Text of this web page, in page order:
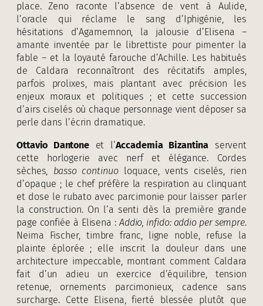
place. Zeno raconte l’absence de vent à Aulide,
l’oracle qui réclame le sang d’Iphigénie, les
hésitations d’Agamemnon, la jalousie d’Elisena –
amante inventée par le librettiste pour pimenter la
fable – et la loyauté farouche d’Achille. Les habitués
de Caldara reconnaîtront des récitatifs amples,
parfois prolixes, mais plantant avec précision les
enjeux moraux et politiques ; et cette succession
d’airs ciselés où chaque personnage vient déposer sa
perle dans l’écrin dramatique.
Ottavio Dantone et l’Accademia Bizantina servent
cette horlogerie avec nerf et élégance. Cordes
sèches, basso continuoloquace, vents ciselés, rien
d’opaque ; le chef préfère la respiration au clinquant
et dose le rubato avec parcimonie pour laisser parler
la construction. On l’a senti dès la première grande
page confiée à Elisena : Addio, infido: addio per sempre.
Neima Fischer, timbre franc, ligne noble, refuse la
plainte éplorée ; elle inscrit la douleur dans une
architecture impeccable, montrant comment Caldara
fait d’un adieu un exercice d’équilibre, tension
retenue, ornements parcimonieux, cadence sans
surcharge. Cette Elisena, fierté blessée plutôt que